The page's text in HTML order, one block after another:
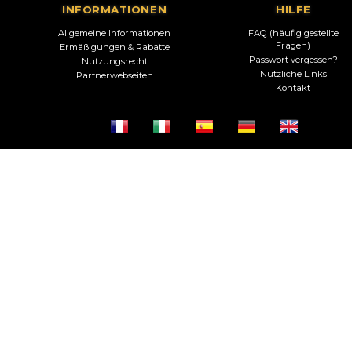
INFORMATIONEN
Allgemeine Informationen
Ermäßigungen & Rabatte
Nutzungsrecht
Partnerwebseiten
HILFE
FAQ (häufig gestellte
Fragen)
Passwort vergessen?
Nützliche Links
Kontakt